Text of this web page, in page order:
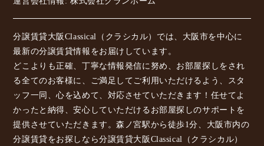
分譲賃貸大阪Classical（クラシカル）では、大阪市を中心に
最新の分譲賃貸情報をお届けしています。
どこよりも正確、丁寧な情報発信に努め、お部屋探しをされ
る全てのお客様に、ご満足してご利用いただけるよう、スタ
ッフ一同、心を込めて、対応させていただきます！任せてよ
かったと納得、安心していただけるお部屋探しのサポートを
提供させていただきます。森ノ宮駅から徒歩1分、大阪市内の
分譲賃貸をお探しなら分譲賃貸大阪Classical（クラシカル）